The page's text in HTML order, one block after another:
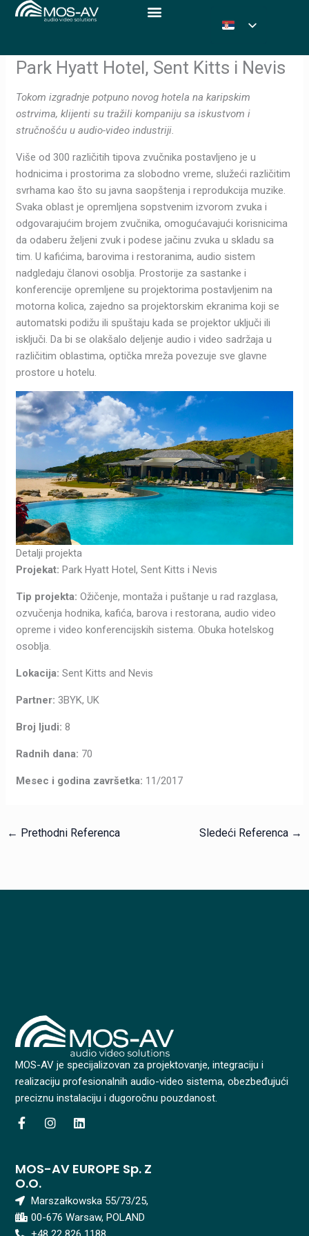
Pređi
Park Hyatt Hotel, Sent Kitts i Nevis
Tokom izgradnje potpuno novog hotela na karipskim
ostrvima, klijenti su tražili kompaniju sa iskustvom i
stručnošću u audio-video industriji.
Više od 300 različitih tipova zvučnika postavljeno je u
hodnicima i prostorima za slobodno vreme, služeći različitim
svrhama kao što su javna saopštenja i reprodukcija muzike.
Svaka oblast je opremljena sopstvenim izvorom zvuka i
odgovarajućim brojem zvučnika, omogućavajući korisnicima
da odaberu željeni zvuk i podese jačinu zvuka u skladu sa
tim. U kafićima, barovima i restoranima, audio sistem
nadgledaju članovi osoblja. Prostorije za sastanke i
konferencije opremljene su projektorima postavljenim na
motorna kolica, zajedno sa projektorskim ekranima koji se
automatski podižu ili spuštaju kada se projektor uključi ili
isključi. Da bi se olakšalo deljenje audio i video sadržaja u
različitim oblastima, optička mreža povezuje sve glavne
prostore u hotelu.
Detalji projekta
Projekat: Park Hyatt Hotel, Sent Kitts i Nevis
Tip projekta: Ožičenje, montaža i puštanje u rad razglasa,
ozvučenja hodnika, kafića, barova i restorana, audio video
opreme i video konferencijskih sistema. Obuka hotelskog
osoblja.
Lokacija: Sent Kitts and Nevis
Partner: 3BYK, UK
Broj ljudi: 8
Radnih dana: 70
Mesec i godina završetka: 11/2017
← Prethodni Referenca Sledeći Referenca →
MOS-AV je specijalizovan za projektovanje, integraciju i
realizaciju profesionalnih audio-video sistema, obezbeđujući
preciznu instalaciju i dugoročnu pouzdanost.
F
a
b
o
o
k
-
I
n
a
r
a
m
L
e
i
n
MOS-AV EUROPE Sp. Z
O.o.
Marszałkowska 55/73/25,
00-676 Warsaw, POLAND